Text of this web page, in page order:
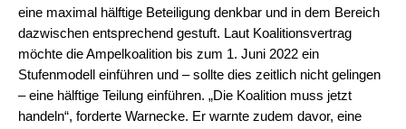
eine maximal hälftige Beteiligung denkbar und in dem Bereich
dazwischen entsprechend gestuft. Laut Koalitionsvertrag
möchte die Ampelkoalition bis zum 1. Juni 2022 ein
Stufenmodell einführen und – sollte dies zeitlich nicht gelingen
– eine hälftige Teilung einführen. „Die Koalition muss jetzt
handeln“, forderte Warnecke. Er warnte zudem davor, eine